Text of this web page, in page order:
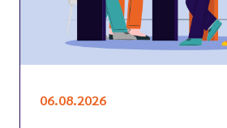
06.08.2026